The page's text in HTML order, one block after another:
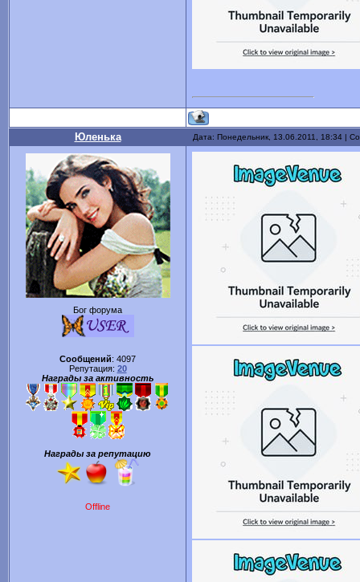
Юленька Дата: Понедельник, 13.06.2011, 18:34 |
Бог форума
Сообщений: 4097
Репутация: 20
Награды за активность
Награды за репутацию
Offline